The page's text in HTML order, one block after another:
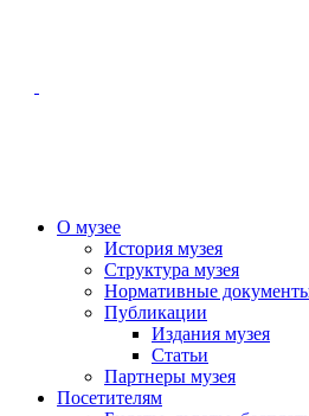
О музее
История музея
Структура музея
Нормативные
Публикации
Издания музея
Статьи
Партнеры музея
Посетителям